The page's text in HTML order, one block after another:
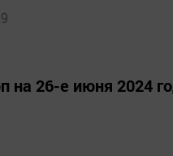
на 26-е июня 2024